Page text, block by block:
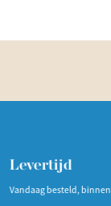
Levertijd
Vandaag besteld,